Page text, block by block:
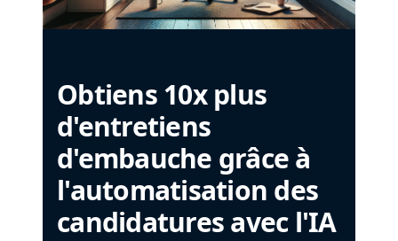
Obtiens 10x plus
d'entretiens
d'embauche grâce à
l'automatisation des
candidatures avec l'IA